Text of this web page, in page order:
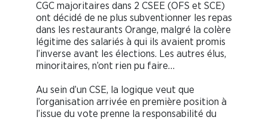
CGC majoritaires dans 2 CSEE (OFS et SCE)
ont décidé de ne plus subventionner les repas
dans les restaurants Orange, malgré la colère
légitime des salariés à qui ils avaient promis
l’inverse avant les élections. Les autres élus,
minoritaires, n’ont rien pu faire…
Au sein d’un CSE, la logique veut que
l’organisation arrivée en première position à
l’issue du vote prenne la responsabilité du